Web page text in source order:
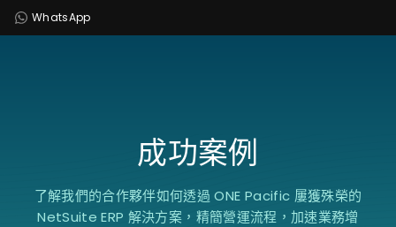
WhatsApp
成功案例
了解我們的合作夥伴如何透過 ONE Pacific 屢獲殊榮的
NetSuite ERP 解決方案，精簡營運流程，加速業務增